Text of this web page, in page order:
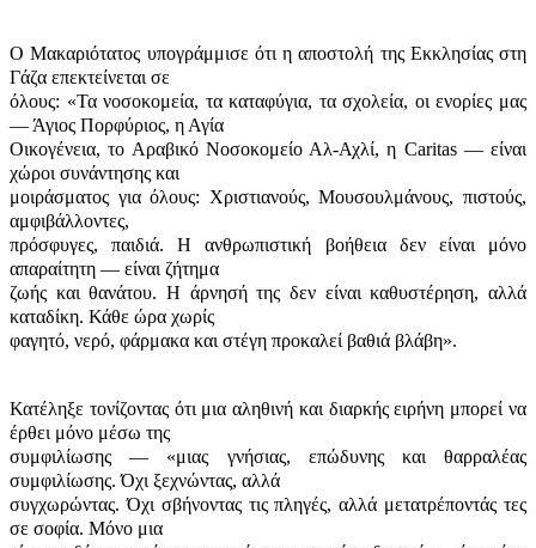
Ο Μακαριότατος υπογράμμισε ότι η αποστολή της Εκκλησίας στη
Γάζα επεκτείνεται σε
όλους: «Τα νοσοκομεία, τα καταφύγια, τα σχολεία, οι ενορίες μας
— Άγιος Πορφύριος, η Αγία
Οικογένεια, το Αραβικό Νοσοκομείο Αλ-Αχλί, η Caritas — είναι
χώροι συνάντησης και
μοιράσματος για όλους: Χριστιανούς, Μουσουλμάνους, πιστούς,
αμφιβάλλοντες,
πρόσφυγες, παιδιά. Η ανθρωπιστική βοήθεια δεν είναι μόνο
απαραίτητη — είναι ζήτημα
ζωής και θανάτου. Η άρνησή της δεν είναι καθυστέρηση, αλλά
καταδίκη. Κάθε ώρα χωρίς
φαγητό, νερό, φάρμακα και στέγη προκαλεί βαθιά βλάβη».
Κατέληξε τονίζοντας ότι μια αληθινή και διαρκής ειρήνη μπορεί να
έρθει μόνο μέσω της
συμφιλίωσης — «μιας γνήσιας, επώδυνης και θαρραλέας
συμφιλίωσης. Όχι ξεχνώντας, αλλά
συγχωρώντας. Όχι σβήνοντας τις πληγές, αλλά μετατρέποντάς τες
σε σοφία. Μόνο μια